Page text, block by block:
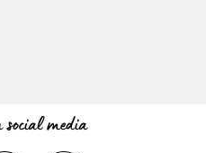
social media